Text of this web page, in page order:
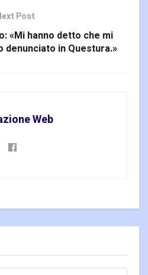
Post
«Mi hanno detto che mi
denunciato in Questura.»
Web